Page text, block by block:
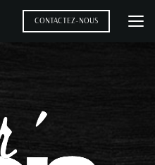
CONTACTEZ-NOUS